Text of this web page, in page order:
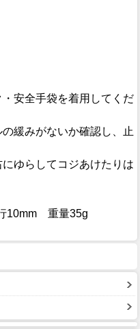
安全手袋を着用してくだ
緩みがないか確認し、止
ゆらしてコジあけたりは
10mm 重量35g